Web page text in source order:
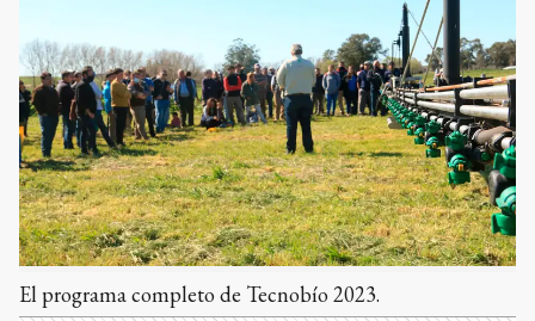
El programa completo de Tecnobío 2023.